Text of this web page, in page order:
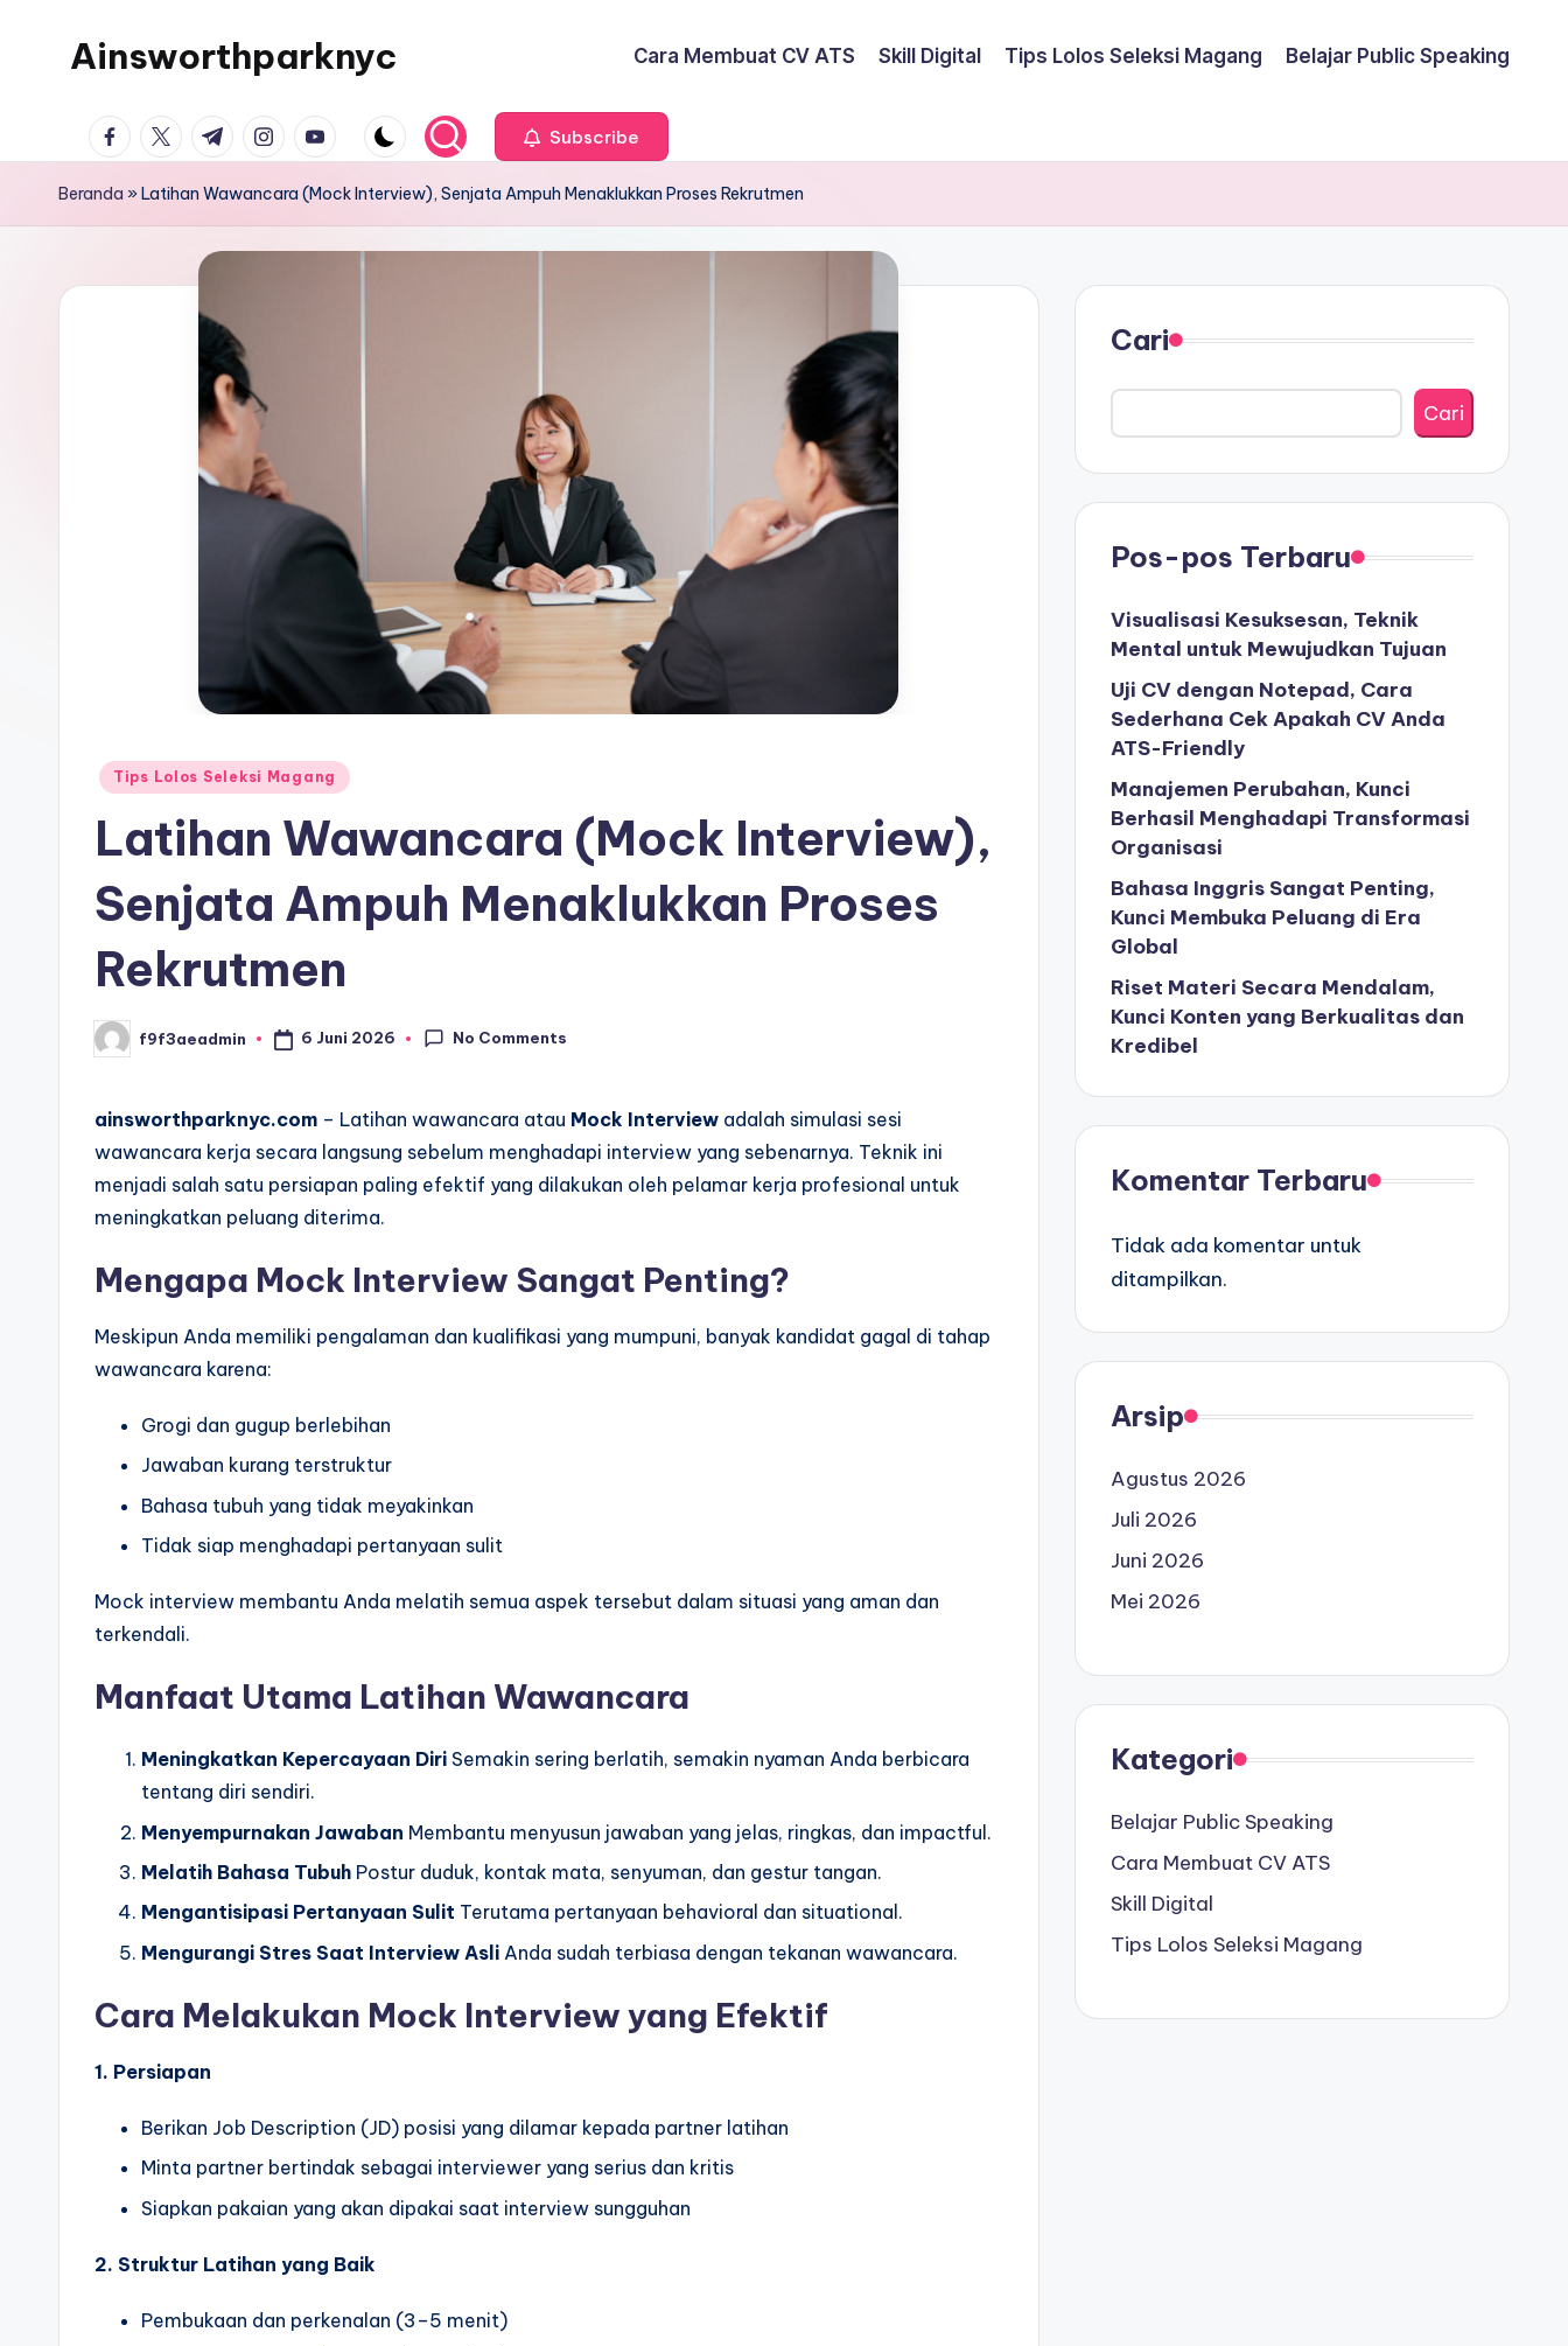
Ainsworthparknyc Cara Membuat CV ATS Skill Digital Tips Lolos Seleksi Magang Belajar Public Speaking
facebook.com
twitter.com
t.me instagram.com
youtube.com Subscribe
Beranda »Latihan Wawancara (Mock Interview), Senjata Ampuh Menaklukkan Proses Rekrutmen
Posted
Tips Lolos Seleksi Magang
Latihan Wawancara (Mock Interview),
Senjata Ampuh Menaklukkan Proses
Rekrutmen
Posted
by
f9f3aeadmin 6 Juni 2026 No Comments
ainsworthparknyc.com – Latihan wawancara atau Mock Interview adalah simulasi sesi
wawancara kerja secara langsung sebelum menghadapi interview yang sebenarnya. Teknik ini
menjadi salah satu persiapan paling efektif yang dilakukan oleh pelamar kerja profesional untuk
meningkatkan peluang diterima.
Mengapa Mock Interview Sangat Penting?
Meskipun Anda memiliki pengalaman dan kualifikasi yang mumpuni, banyak kandidat gagal di tahap
wawancara karena:
Grogi dan gugup berlebihan
Jawaban kurang terstruktur
Bahasa tubuh yang tidak meyakinkan
Tidak siap menghadapi pertanyaan sulit
Mock interview membantu Anda melatih semua aspek tersebut dalam situasi yang aman dan
terkendali.
Manfaat Utama Latihan Wawancara
Meningkatkan Kepercayaan Diri Semakin sering berlatih, semakin nyaman Anda berbicara
tentang diri sendiri.
Menyempurnakan Jawaban Membantu menyusun jawaban yang jelas, ringkas, dan impactful.
Melatih Bahasa Tubuh Postur duduk, kontak mata, senyuman, dan gestur tangan.
Mengantisipasi Pertanyaan Sulit Terutama pertanyaan behavioral dan situational.
Mengurangi Stres Saat Interview Asli Anda sudah terbiasa dengan tekanan wawancara.
Cara Melakukan Mock Interview yang Efektif
1. Persiapan
Berikan Job Description (JD) posisi yang dilamar kepada partner latihan
Minta partner bertindak sebagai interviewer yang serius dan kritis
Siapkan pakaian yang akan dipakai saat interview sungguhan
2. Struktur Latihan yang Baik
Pembukaan dan perkenalan (3–5 menit)
Cari
Cari
Pos-pos Terbaru
Visualisasi Kesuksesan, Teknik
Mental untuk Mewujudkan Tujuan
Uji CV dengan Notepad, Cara
Sederhana Cek Apakah CV Anda
ATS-Friendly
Manajemen Perubahan, Kunci
Berhasil Menghadapi Transformasi
Organisasi
Bahasa Inggris Sangat Penting,
Kunci Membuka Peluang di Era
Global
Riset Materi Secara Mendalam,
Kunci Konten yang Berkualitas dan
Kredibel
Komentar Terbaru
Tidak ada komentar untuk
ditampilkan.
Arsip
Agustus 2026
Juli 2026
Juni 2026
Mei 2026
Kategori
Belajar Public Speaking
Cara Membuat CV ATS
Skill Digital
Tips Lolos Seleksi Magang